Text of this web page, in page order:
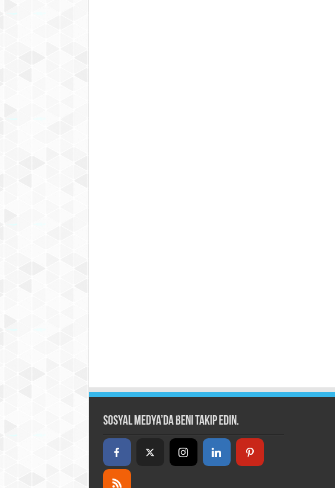
Sosyal Medya’da beni takip edin.